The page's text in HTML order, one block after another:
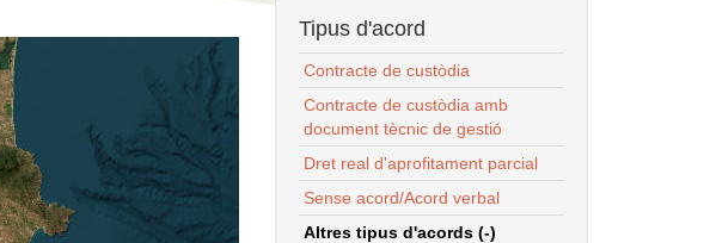
Tipus d'acord
Contracte de custòdia
Contracte de custòdia amb
document tècnic de gestió
Dret real d'aprofitament parcial
Sense acord/Acord verbal
Altres tipus d'acords (-)